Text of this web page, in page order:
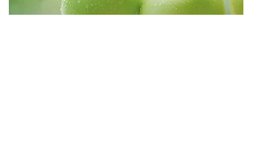
САДОВЫЕ ФАСАДНЫЕ
СВЕТИЛЬНИКИ